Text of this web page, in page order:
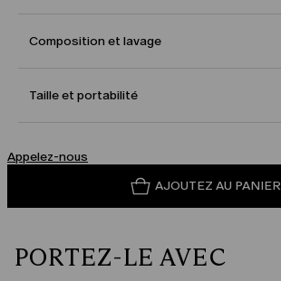
Composition et lavage
Taille et portabilité
Appelez-nous
AJOUTEZ AU PANIER
PORTEZ-LE AVEC